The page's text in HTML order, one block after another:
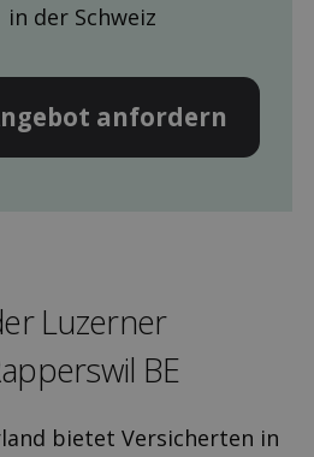
in der Schweiz
anfordern
Luzerner
BE
bietet Versicherten in